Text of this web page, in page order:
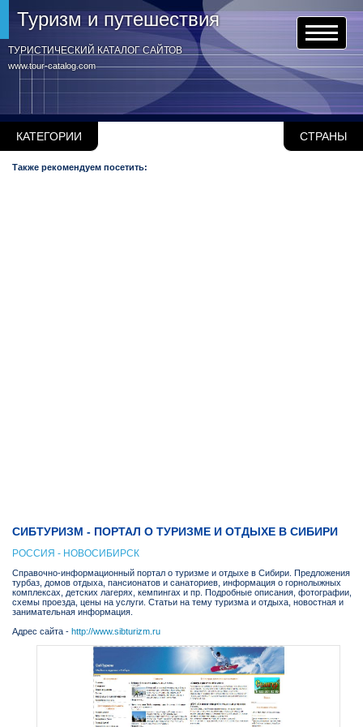
www.tour-catalog.com
Туризм и путешествия
ТУРИСТИЧЕСКИЙ КАТАЛОГ САЙТОВ
КАТЕГОРИИ СТРАНЫ
Также рекомендуем посетить:
СИБТУРИЗМ - ПОРТАЛ О ТУРИЗМЕ И ОТДЫХЕ В СИБИРИ
РОССИЯ - НОВОСИБИРСК
Справочно-информационный портал о туризме и отдыхе в Сибири. Предложения
турбаз, домов отдыха, пансионатов и санаториев, информация о горнолыжных
комплексах, детских лагерях, кемпингах и пр. Подробные описания, фотографии,
схемы проезда, цены на услуги. Статьи на тему туризма и отдыха, новостная и
занимательная информация.
Адрес сайта - http://www.sibturizm.ru